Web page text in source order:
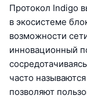
Протокол Indigo
в экосистеме
возможности
инновационный
часто
позволяют